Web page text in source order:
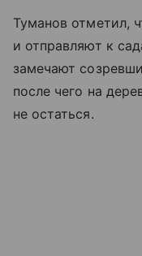
Туманов отметил,
и отправляют к
замечают
после чего на
не остаться.